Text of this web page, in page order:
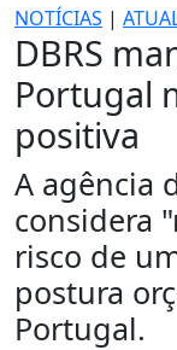
NOTÍCIAS |
DBRS
Portugal
positiva
A agência
considera
risco de
postura
Portugal.